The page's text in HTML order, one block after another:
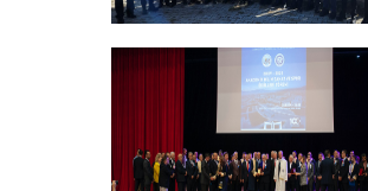
Vakıf Yönetim Kurulumuz Erzincan
Kemah'da Bir Takım Ziyaretlerde
+